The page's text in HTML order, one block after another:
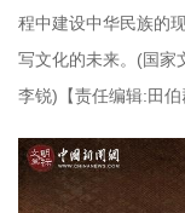
程中建设中华民族的
写文化的未来。(国家
李锐)【责任编辑:田伯